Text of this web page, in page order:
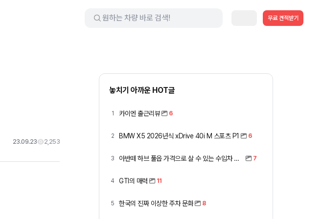
무료 견적받기
23.09.23 2,253
놓치기 아까운 HOT글
1 카이엔 출근리뷰 6
2 BMW X5 2026년식 xDrive 40i M 스포츠 P1 6
3 아반떼 하브 풀옵 가격으로 살 수 있는 수입차 모아봤습니다 (중고 포함) 7
4 GTI의 매력 11
5 한국의 진짜 이상한 주차 문화 8